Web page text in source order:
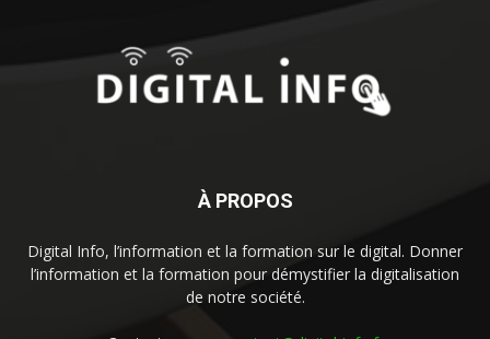
À PROPOS
Digital Info, l’information et la formation sur le digital. Donner
l’information et la formation pour démystifier la digitalisation
de notre société.